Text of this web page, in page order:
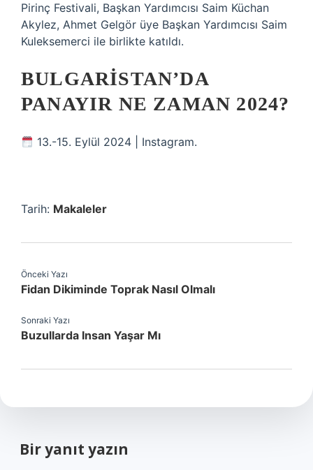
Pirinç Festivali, Başkan Yardımcısı Saim Küchan
Akylez, Ahmet Gelgör üye Başkan Yardımcısı Saim
Kuleksemerci ile birlikte katıldı.
BULGARISTAN’DA
PANAYIR NE ZAMAN 2024?
13.-15. Eylül 2024 | Instagram.
Tarih: Makaleler
Önceki Yazı
Fidan Dikiminde Toprak Nasıl Olmalı
Sonraki Yazı
Buzullarda Insan Yaşar Mı
Bir yanıt yazın